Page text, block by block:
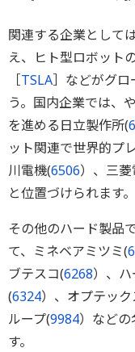
関連する企業として
え、ヒト型ロボット
［TSLA］などがグロ
う。国内企業では、
を進める日立製作所(
ット関連で世界的プ
川電機(6506）、三
と位置づけられます。
その他のハード製品
て、ミネベアミツミ(
ブテスコ(6268）、
(6324）、オプテッ
ループ(9984）など
す。